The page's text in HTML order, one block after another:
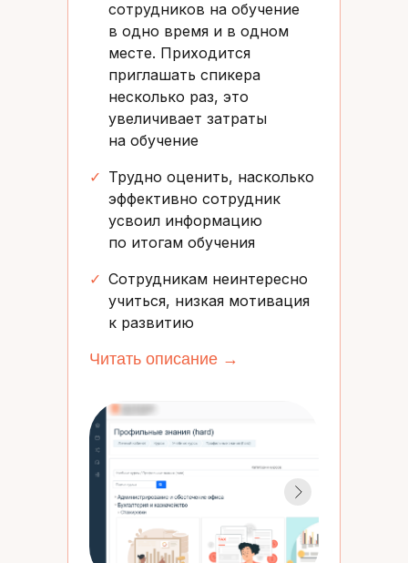
Читать описание →
✓ Сотрудникам неинтересно
учиться, низкая мотивация
к развитию
✓ Трудно оценить, насколько
эффективно сотрудник
усвоил информацию
по итогам обучения
сотрудников на обучение
в одно время и в одном
месте. Приходится
приглашать спикера
несколько раз, это
увеличивает затраты
на обучение